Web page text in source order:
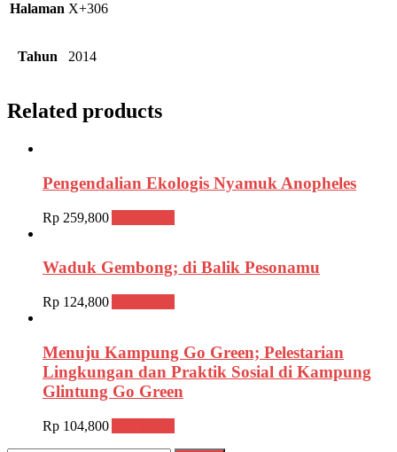
Halaman X+306
Tahun 2014
Related products
Pengendalian Ekologis Nyamuk Anopheles
Rp 259,800
Waduk Gembong; di Balik Pesonamu
Rp 124,800
Menuju Kampung Go Green; Pelestarian
Lingkungan dan Praktik Sosial di Kampung
Glintung Go Green
Rp 104,800